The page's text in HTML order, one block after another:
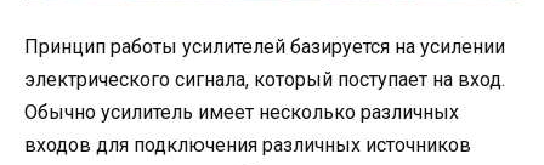
Принцип работы усилителей базируется на усилении
электрического сигнала, который поступает на вход.
Обычно усилитель имеет несколько различных
входов для подключения различных источников